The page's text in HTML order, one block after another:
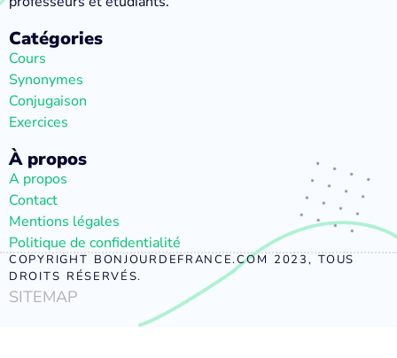
Catégories
Cours
Synonymes
Conjugaison
Exercices
À propos
A propos
Contact
Mentions légales
Politique de confidentialité
COPYRIGHT BONJOURDEFRANCE.COM 2023, TOUS
DROITS RÉSERVÉS.
SITEMAP